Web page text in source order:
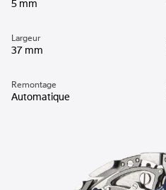
5 mm
Largeur
37 mm
Remontage
Automatique